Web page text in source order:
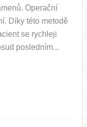
Operační
Díky této metodě
se rychleji
posledním...